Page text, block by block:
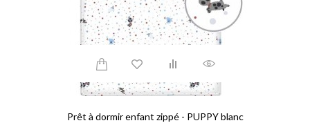
Prêt à dormir enfant zippé - PUPPY blanc